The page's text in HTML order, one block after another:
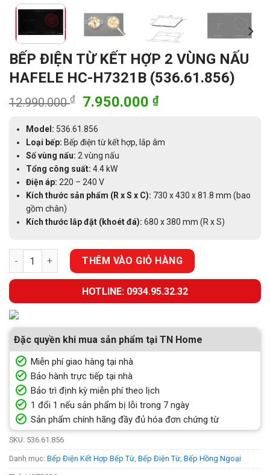
BẾP ĐIỆN TỪ KẾT HỢP 2 VÙNG NẤU
HAFELE HC-H7321B (536.61.856)
12.990.000₫
Giá
là:
12.990.000 ₫.
7.950.000 ₫Giá
là:
Model: 536.61.856
Loại bếp: Bếp điện từ kết hợp, lắp âm
Số vùng nấu: 2 vùng nấu
Tổng công suất: 4.4 kW
Điện áp: 220 – 240 V
Kích thước sản phẩm (R x S x C): 730 x 430 x 81.8 mm (bao
gồm chân)
Kích thước lắp đặt (khoét đá): 680 x 380 mm (R x S)
BẾP ĐIỆN TỪ KẾT HỢP 2 VÙNG NẤU HAFELE HC-H7321B
THÊM VÀO GIỎ HÀNG
HOTLINE: 0934.95.32.32
Đặc quyền khi mua sản phẩm tại TN Home
Miễn phí giao hàng tại nhà
Bảo hành trực tiếp tại nhà
Bảo trì định kỳ miễn phí theo lịch
1 đổi 1 nếu sản phẩm bị lỗi trong 7 ngày
Sản phẩm chính hãng đầy đủ hóa đơn chứng từ
SKU: 536.61.856
Danh mục: Bếp Điện Kết Hợp Bếp Từ, Bếp Điện Từ, Bếp Hồng Ngoại